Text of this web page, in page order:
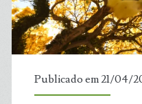
Publicado em 21/04/